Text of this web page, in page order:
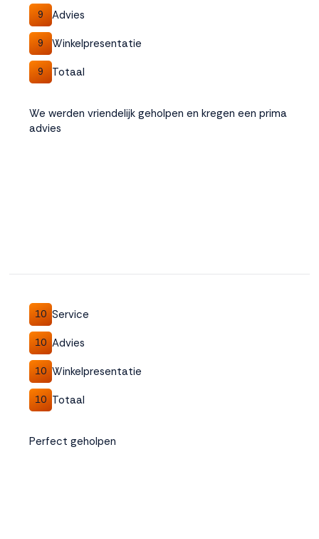
9 Advies
9 Winkelpresentatie
9 Totaal
We werden vriendelijk geholpen en kregen een prima
advies
10 Service
10 Advies
10 Winkelpresentatie
10 Totaal
Perfect geholpen